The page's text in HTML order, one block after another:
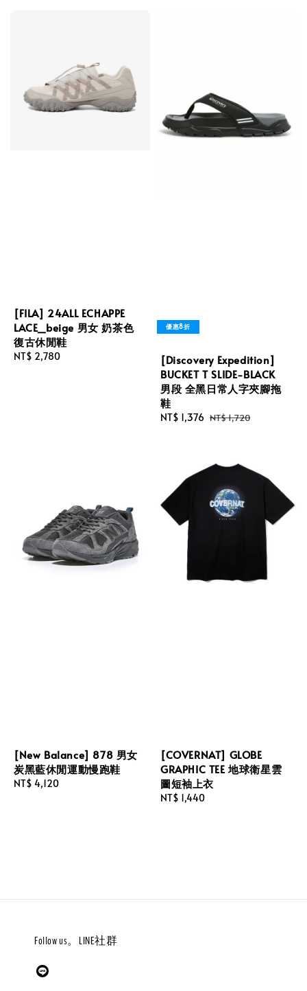
[FILA] 24ALL ECHAPPE
LACE_beige 男女 奶茶色
復古休閒鞋
Regular
NT$ 2,780
優惠8折
[Discovery Expedition]
BUCKET T SLIDE-BLACK
男段 全黑日常人字夾腳拖
鞋
Sale
NT$ 1,376 Regular
NT$ 1,720
[New Balance] 878 男女
炭黑藍休閒運動慢跑鞋
Regular
NT$ 4,120
[COVERNAT] GLOBE
GRAPHIC TEE 地球衛星雲
圖短袖上衣
Regular
NT$ 1,440
Follow us。LINE社群